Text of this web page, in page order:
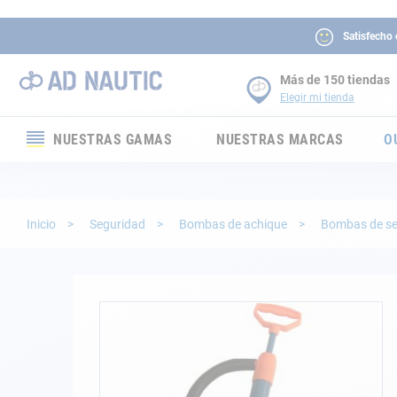
Satisfecho
Más de 150 tiendas
Elegir mi tienda
NUESTRAS GAMAS
Electricidad
NUESTRAS MARCAS
Inicio Seguridad Bombas de achique Bombas de